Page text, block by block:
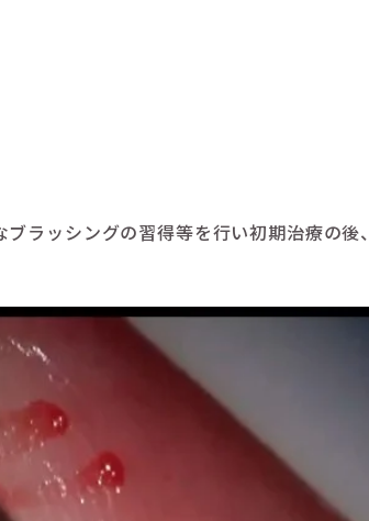
ブラッシングの習得等を行い初期治療の後、